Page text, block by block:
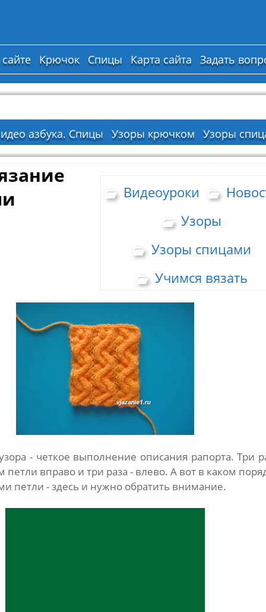
Крючок Спицы Карта сайта Задать
азбука. Спицы Узоры крючком Узоры
Видеоуроки
Узоры
Узоры спицами
Учимся вязать
- четкое выполнение описания рапорта. Три
вправо и три раза - влево. А вот в каком
петли - здесь и нужно обратить внимание.